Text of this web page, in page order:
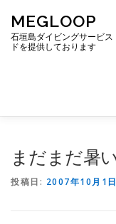
ッ
MEGLOOP
石垣島ダイビングサービ
ドを提供しております
まだまだ暑
投稿日: 2007年10月1日